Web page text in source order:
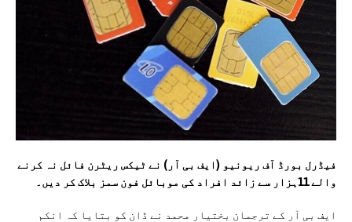
فیڈرل بورڈ آف ریونیو (ایف بی آر) نے ٹیکس ریٹرن فائل نہ کرنے
والے 11ہزار سے زائد افراد کی موبائل فون سمز بلاک کر دیں۔
ایف بی آر کے ترجمان بختیار محمد نے ڈان کو بتایا کہ انکم